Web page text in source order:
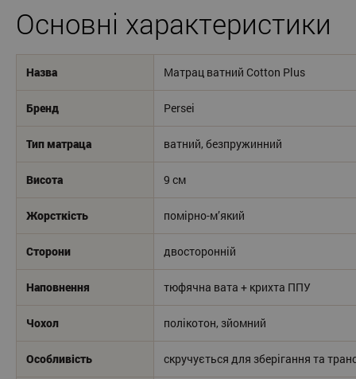
Основні характеристики
Назва Матрац ватний Cotton Plus
Бренд Persei
Тип матраца ватний, безпружинний
Висота 9 см
Жорсткість помірно-м’який
Сторони двосторонній
Наповнення тюфячна вата + крихта ППУ
Чохол полікотон, зйомний
Особливість скручується для зберігання та